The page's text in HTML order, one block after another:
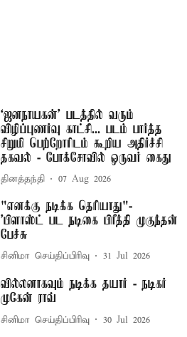
‘ஜனநாயகன்’ படத்தில் வரும்
விழிப்புணர்வு காட்சி... படம் பார்த்த
சிறுமி பெற்றோரிடம் கூறிய அதிர்ச்சி
தகவல் - போக்சோவில் ஒருவர் கைது
தினத்தந்தி 07 Aug 2026
"எனக்கு நடிக்க தெரியாது"-
'பிளாஸ்ட் பட நடிகை பிரீத்தி முகுந்தன்
பேச்சு
சினிமா செய்திப்பிரிவு 31 Jul 2026
வில்லனாகவும் நடிக்க தயார் - நடிகர்
முகேன் ராவ்
சினிமா செய்திப்பிரிவு 30 Jul 2026